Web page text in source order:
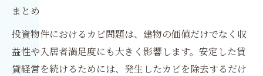
まとめ
投資物件におけるカビ問題は、建物の価値だけでなく収
益性や入居者満足度にも大きく影響します。安定した賃
貸経営を続けるためには、発生したカビを除去するだけ